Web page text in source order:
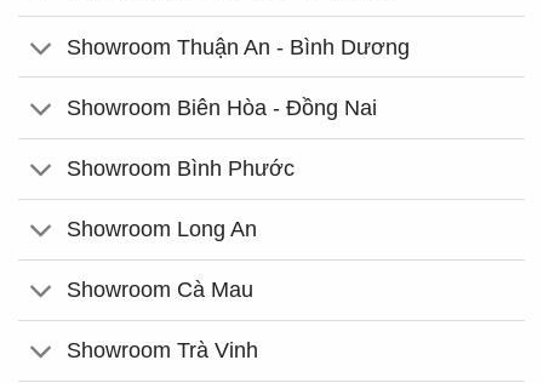
Showroom Thuận An - Bình Dương
Showroom Biên Hòa - Đồng Nai
Showroom Bình Phước
Showroom Long An
Showroom Cà Mau
Showroom Trà Vinh